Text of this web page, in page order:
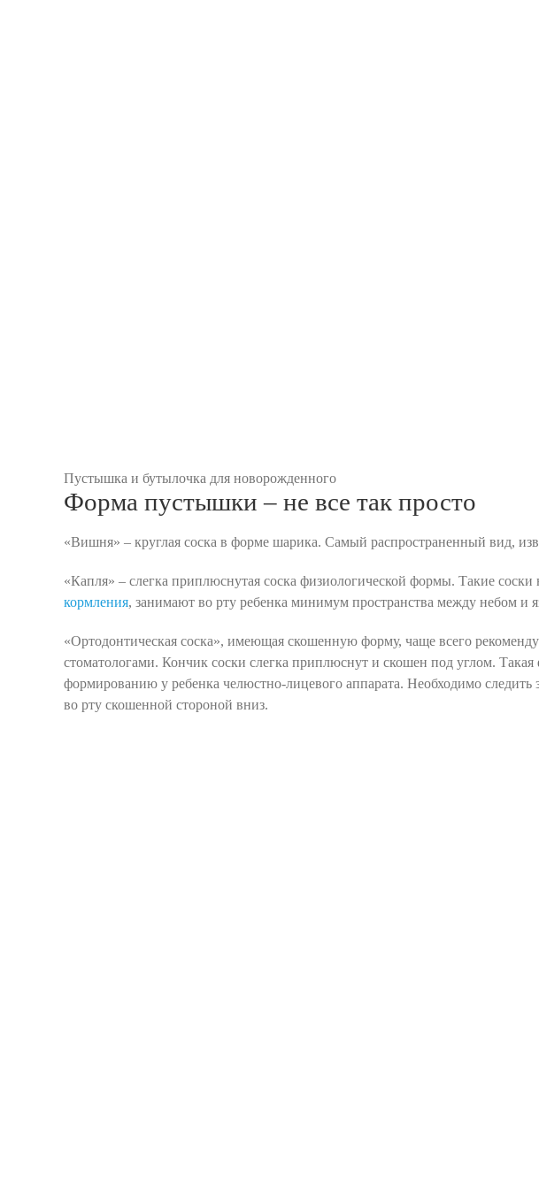
Пустышка и бутылочка для новорожденного
Форма пустышки – не все так просто
«Вишня» – круглая соска в форме шарика. Самый распространенный вид,
«Капля» – слегка приплюснутая соска физиологической формы. Такие
кормления, занимают во рту ребенка минимум пространства между небом и
«Ортодонтическая соска», имеющая скошенную форму, чаще всего
стоматологами. Кончик соски слегка приплюснут и скошен под углом.
формированию у ребенка челюстно-лицевого аппарата. Необходимо следить
во рту скошенной стороной вниз.